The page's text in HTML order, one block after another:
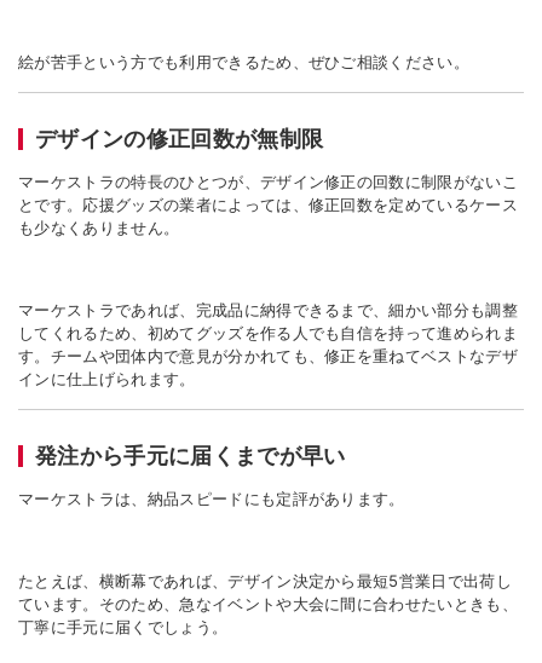
絵が苦手という方でも利用できるため、ぜひご相談ください。
デザインの修正回数が無制限
マーケストラの特長のひとつが、デザイン修正の回数に制限がないこ
とです。応援グッズの業者によっては、修正回数を定めているケース
も少なくありません。
マーケストラであれば、完成品に納得できるまで、細かい部分も調整
してくれるため、初めてグッズを作る人でも自信を持って進められま
す。チームや団体内で意見が分かれても、修正を重ねてベストなデザ
インに仕上げられます。
発注から手元に届くまでが早い
マーケストラは、納品スピードにも定評があります。
たとえば、横断幕であれば、デザイン決定から最短5営業日で出荷し
ています。そのため、急なイベントや大会に間に合わせたいときも、
丁寧に手元に届くでしょう。